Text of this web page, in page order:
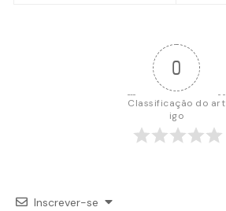
0
Classificação do art
igo
Inscrever-se